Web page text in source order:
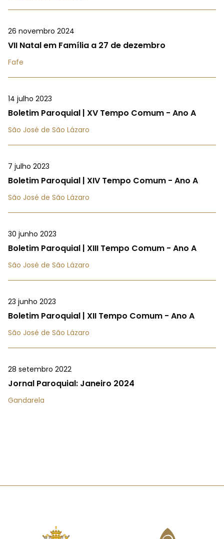
26 novembro 2024
VII Natal em Família a 27 de dezembro
Fafe
14 julho 2023
Boletim Paroquial | XV Tempo Comum - Ano A
São José de São Lázaro
7 julho 2023
Boletim Paroquial | XIV Tempo Comum - Ano A
São José de São Lázaro
30 junho 2023
Boletim Paroquial | XIII Tempo Comum - Ano A
São José de São Lázaro
23 junho 2023
Boletim Paroquial | XII Tempo Comum - Ano A
São José de São Lázaro
28 setembro 2022
Jornal Paroquial: Janeiro 2024
Gandarela